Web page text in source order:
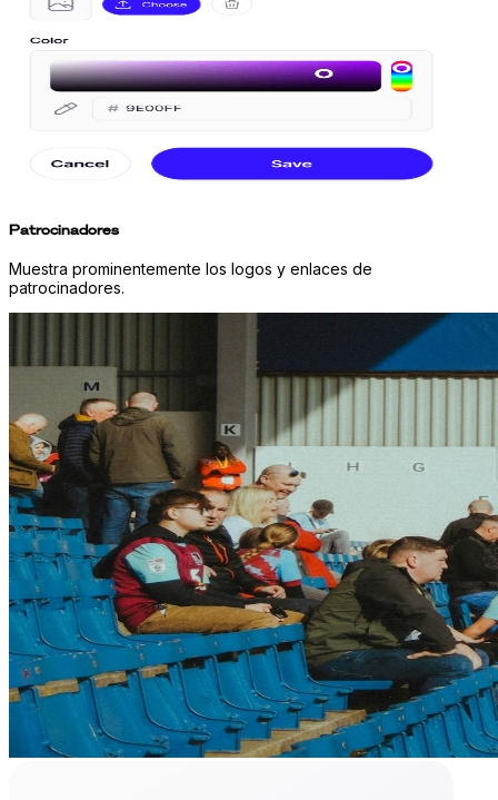
Patrocinadores
Muestra prominentemente los logos y enlaces de
patrocinadores.